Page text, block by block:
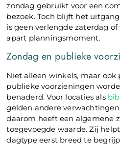
zondag gebruikt voor een
bezoek. Toch blijft het
is geen verlengde zaterdag
apart planningsmoment.
Zondag en publieke
Niet alleen winkels, maar ook
publieke voorzieningen
benaderd. Voor locaties als
gelden andere
daarom heeft een algemene
toegevoegde waarde. Zij
dagtype eerst breed te